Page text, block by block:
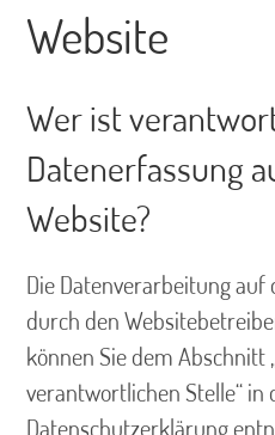
Website
Wer ist
Datenerfassung
Website?
Die Datenverarbeitung
durch den
können Sie dem Abschnitt
verantwortlichen Stelle“ in
Datenschutzerklärung